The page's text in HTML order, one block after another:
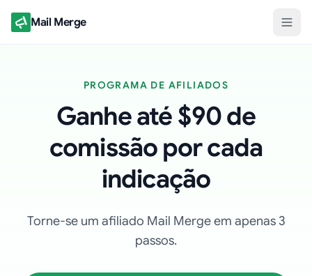
Mail Merge
PROGRAMA DE AFILIADOS
Ganhe até $90 de
comissão por cada
indicação
Torne-se um afiliado Mail Merge em apenas 3
passos.